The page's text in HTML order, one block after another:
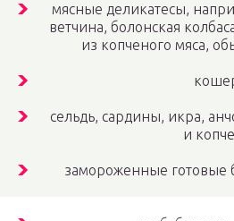
мясные деликатесы,
ветчина, болонская
из копченого мяса,
сельдь, сардины, икра,
и
замороженные готовые